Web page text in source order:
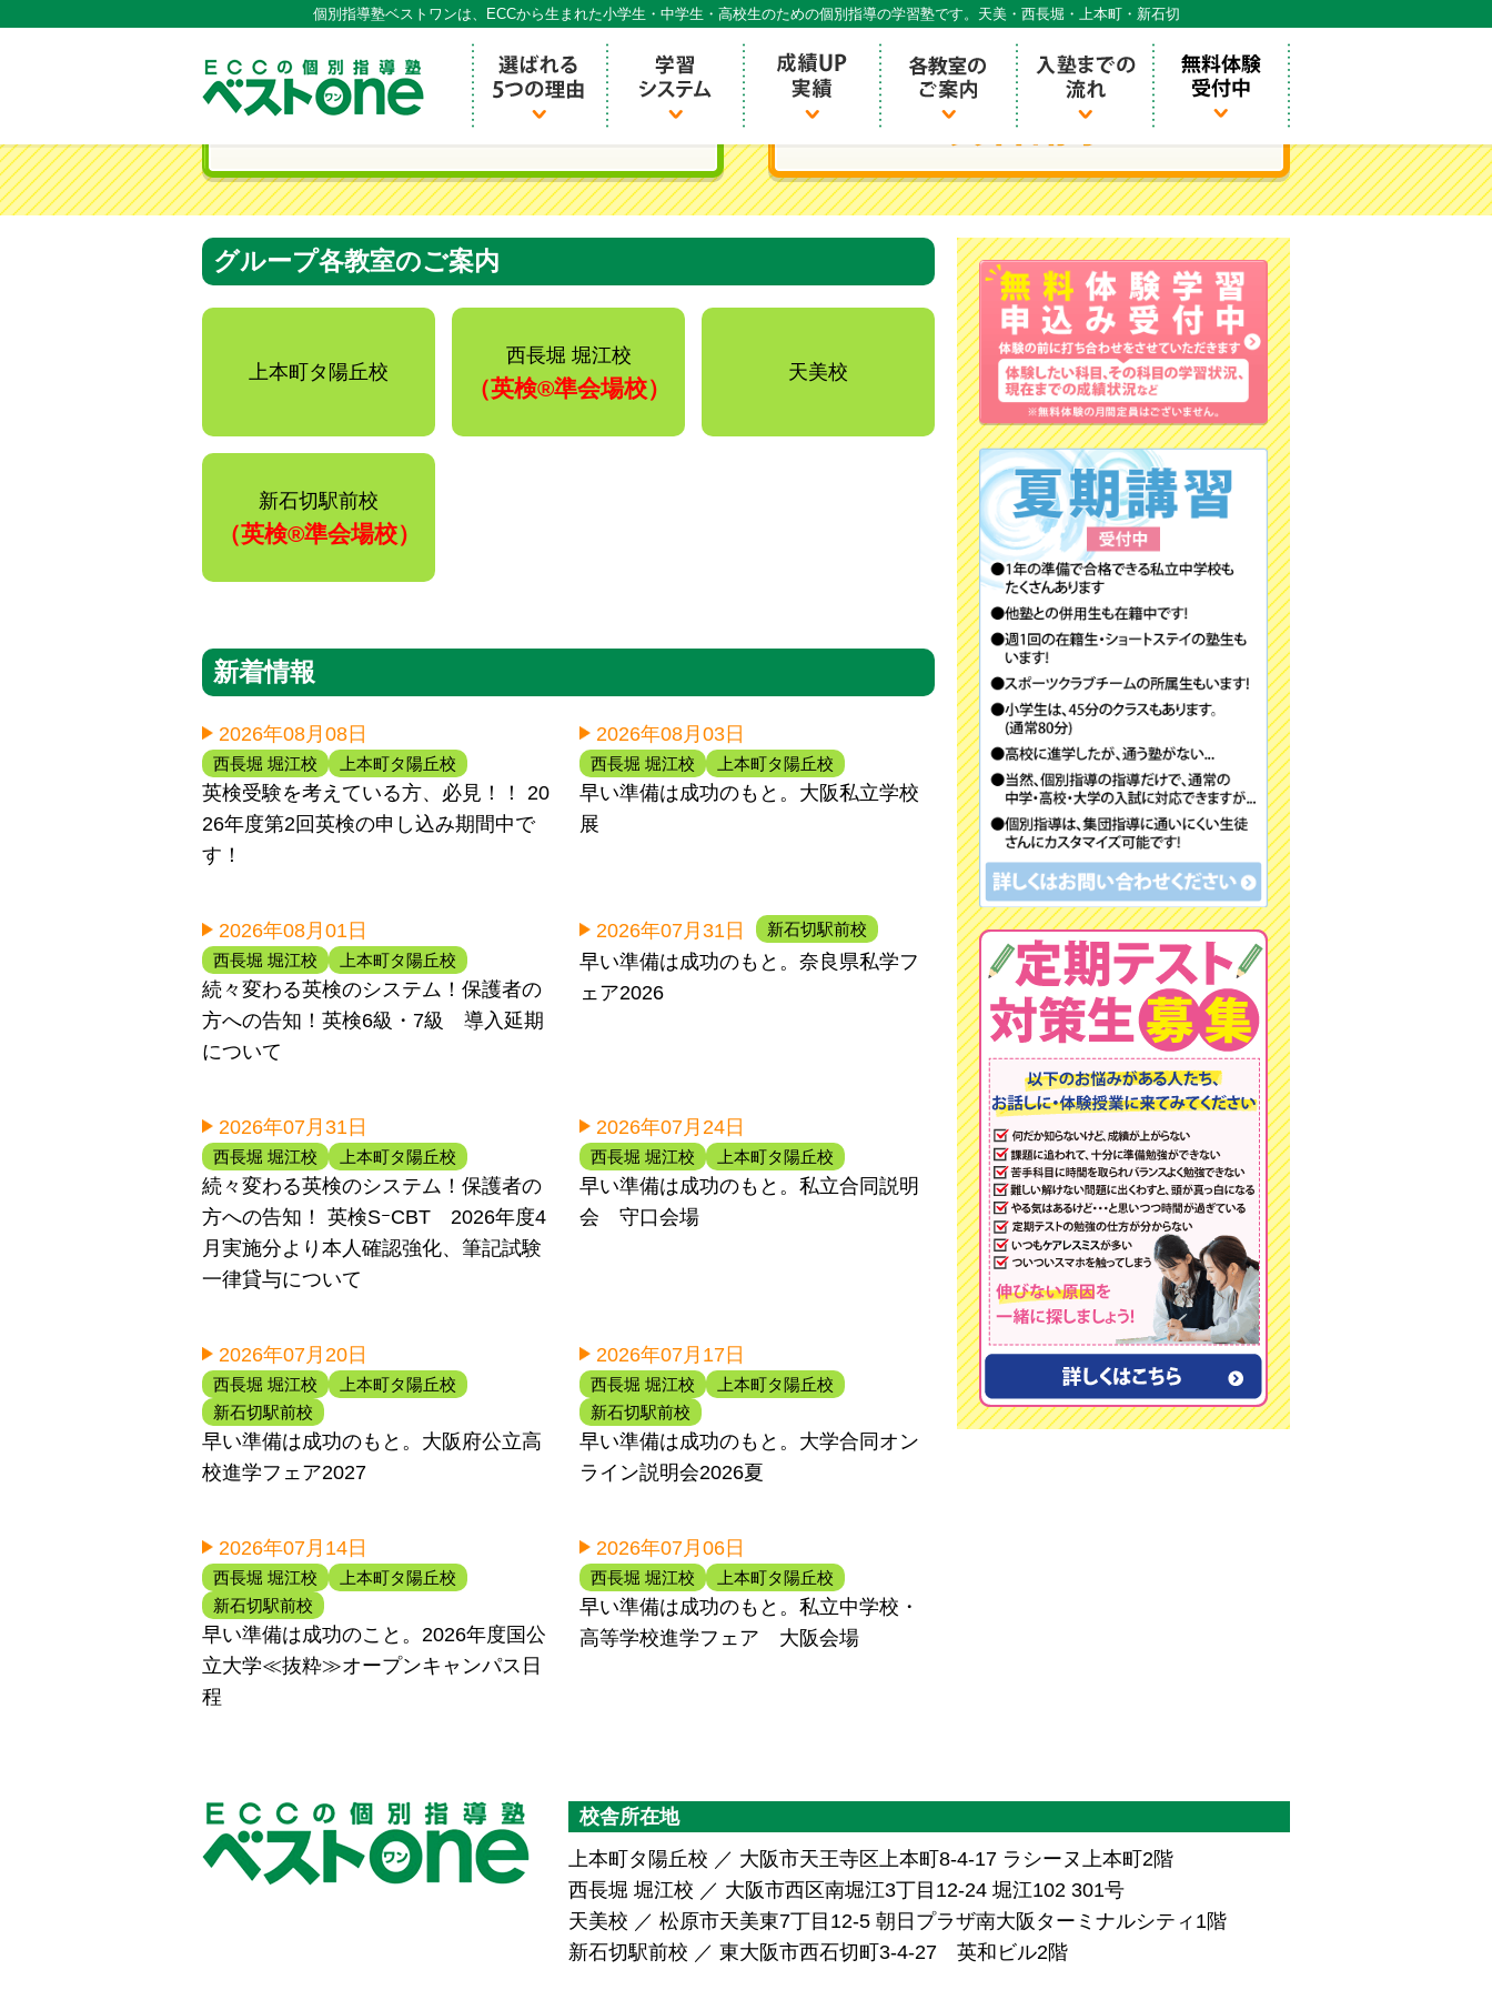
個別指導塾ベストワンは、ECCから生まれた小学生・中学生・高校生のための個別指導の学習塾です。天美・西長堀・上本町・新石切
ECCの個別指導ECCベストワン
グループ各教室のご案内
上本町タ陽丘校
西長堀 堀江校
（英検®️準会場校）
天美校
新石切駅前校
（英検®️準会場校）
新着情報
2026年08月08日
西長堀 堀江校 上本町タ陽丘校
英検受験を考えている方、必見！！ 20
26年度第2回英検の申し込み期間中で
す！
2026年08月03日
西長堀 堀江校 上本町タ陽丘校
早い準備は成功のもと。大阪私立学校
展
2026年08月01日
西長堀 堀江校 上本町タ陽丘校
続々変わる英検のシステム！保護者の
方への告知！英検6級・7級 導入延期
について
2026年07月31日 新石切駅前校
早い準備は成功のもと。奈良県私学フ
ェア2026
2026年07月31日
西長堀 堀江校 上本町タ陽丘校
続々変わる英検のシステム！保護者の
方への告知！ 英検SｰCBT 2026年度4
月実施分より本人確認強化、筆記試験
一律貸与について
2026年07月24日
西長堀 堀江校 上本町タ陽丘校
早い準備は成功のもと。私立合同説明
会 守口会場
2026年07月20日
西長堀 堀江校
上本町タ陽丘校
新石切駅前校
早い準備は成功のもと。大阪府公立高
校進学フェア2027
2026年07月17日
西長堀 堀江校
上本町タ陽丘校
新石切駅前校
早い準備は成功のもと。大学合同オン
ライン説明会2026夏
2026年07月14日
西長堀 堀江校
上本町タ陽丘校
新石切駅前校
早い準備は成功のこと。2026年度国公
立大学≪抜粋≫オープンキャンパス日
程
2026年07月06日
西長堀 堀江校 上本町タ陽丘校
早い準備は成功のもと。私立中学校・
高等学校進学フェア 大阪会場
校舎所在地
上本町タ陽丘校 ／ 大阪市天王寺区上本町8-4-17 ラシーヌ上本町2階
西長堀 堀江校 ／ 大阪市西区南堀江3丁目12-24 堀江102 301号
天美校 ／ 松原市天美東7丁目12-5 朝日プラザ南大阪ターミナルシティ1階
新石切駅前校 ／ 東大阪市西石切町3-4-27 英和ビル2階